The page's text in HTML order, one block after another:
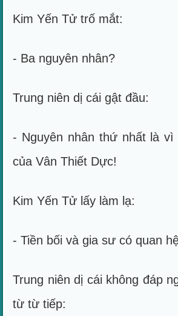
Kim Yến Tử trố mắt:
- Ba nguyên nhân?
Trung niên dị cái gật đầu:
- Nguyên nhân thứ nhất là
của Vân Thiết Dực!
Kim Yến Tử lấy làm lạ:
- Tiền bối và gia sư có quan
Trung niên dị cái không đáp
từ từ tiếp: